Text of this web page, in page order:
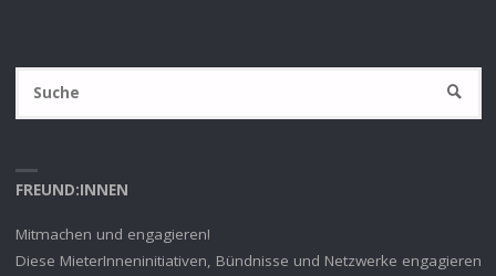
SUCHE
FREUND:INNEN
Mitmachen und engagieren!
Diese MieterInneninitiativen, Bündnisse und Netzwerke engagieren